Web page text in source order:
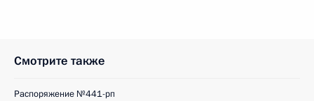
Смотрите также
Распоряжение №441-рп